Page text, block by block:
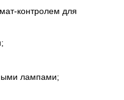
контролем для
лампами;